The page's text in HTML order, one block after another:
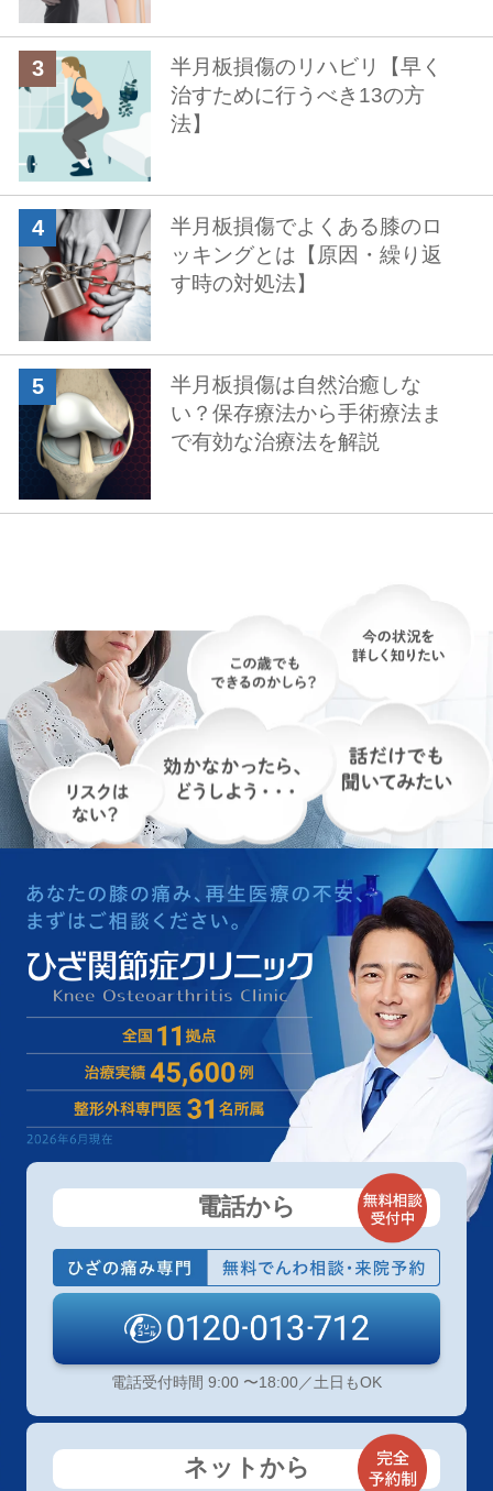
半月板損傷のリハビリ【早く
治すために行うべき13の方
法】
半月板損傷でよくある膝のロ
ッキングとは【原因・繰り返
す時の対処法】
半月板損傷は自然治癒しな
い？保存療法から手術療法ま
で有効な治療法を解説
電話から
電話受付時間 9:00 〜18:00／土日もOK
ネットから